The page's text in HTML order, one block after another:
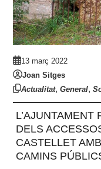
13 març 2022
Joan Sitges
Actualitat,General,
L’AJUNTAMENT
DELS
CASTELLET
CAMINS